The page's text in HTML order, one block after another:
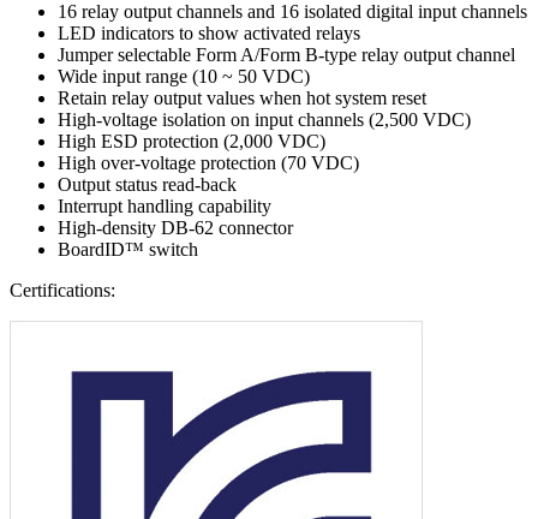
16 relay output channels and 16 isolated digital input channels
LED indicators to show activated relays
Jumper selectable Form A/Form B-type relay output channel
Wide input range (10 ~ 50 VDC)
Retain relay output values when hot system reset
High-voltage isolation on input channels (2,500 VDC)
High ESD protection (2,000 VDC)
High over-voltage protection (70 VDC)
Output status read-back
Interrupt handling capability
High-density DB-62 connector
BoardID™ switch
Certifications: